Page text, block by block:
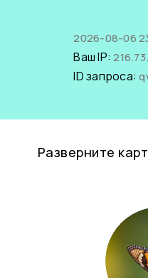
2026-08-06
Ваш IP:
ID запроса:
Разверните